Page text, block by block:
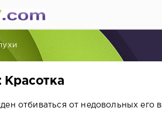
Красотка
отбиваться от недовольных его